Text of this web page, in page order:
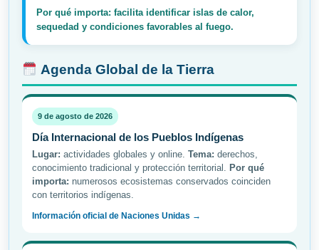
Por qué importa: facilita identificar islas de calor,
sequedad y condiciones favorables al fuego.
Agenda Global de la Tierra
9 de agosto de 2026
Día Internacional de los Pueblos Indígenas
Lugar: actividades globales y online. Tema: derechos,
conocimiento tradicional y protección territorial. Por qué
importa: numerosos ecosistemas conservados coinciden
con territorios indígenas.
Información oficial de Naciones Unidas →